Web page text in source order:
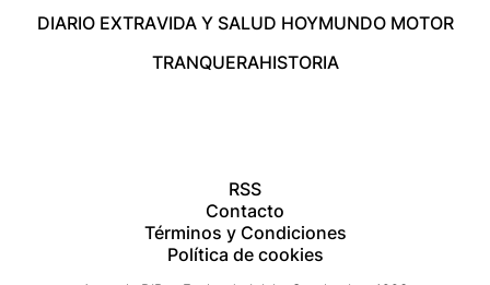
DIARIO EXTRAVIDA Y SALUD HOYMUNDO MOTOR
TRANQUERAHISTORIA
RSS
Contacto
Términos y Condiciones
Política de cookies